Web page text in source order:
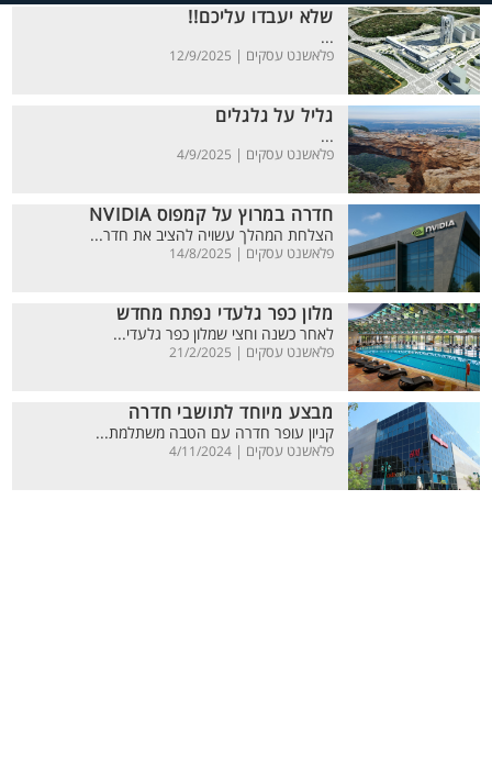
שלא יעבדו עליכם!!
...
פלאשנט עסקים | 12/9/2025
גליל על גלגלים
...
פלאשנט עסקים | 4/9/2025
חדרה במרוץ על קמפוס NVIDIA
הצלחת המהלך עשויה להציב את חדר...
פלאשנט עסקים | 14/8/2025
מלון כפר גלעדי נפתח מחדש
לאחר כשנה וחצי שמלון כפר גלעדי...
פלאשנט עסקים | 21/2/2025
מבצע מיוחד לתושבי חדרה
קניון עופר חדרה עם הטבה משתלמת...
פלאשנט עסקים | 4/11/2024